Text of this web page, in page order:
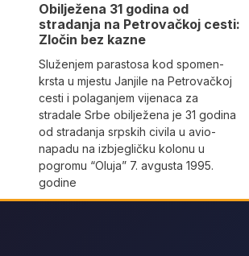
Obilježena 31 godina od
stradanja na Petrovačkoj cesti:
Zločin bez kazne
Služenjem parastosa kod spomen-
krsta u mjestu Janjile na Petrovačkoj
cesti i polaganjem vijenaca za
stradale Srbe obilježena je 31 godina
od stradanja srpskih civila u avio-
napadu na izbjegličku kolonu u
pogromu “Oluja” 7. avgusta 1995.
godine